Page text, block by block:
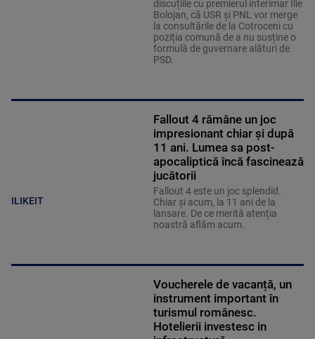
discuțiile cu premierul interimar Ilie
Bolojan, că USR și PNL vor merge
la consultările de la Cotroceni cu
poziția comună de a nu susține o
formulă de guvernare alături de
PSD.
ILIKEIT
Fallout 4 rămâne un joc
impresionant chiar și după
11 ani. Lumea sa post-
apocaliptică încă fascinează
jucătorii
Fallout 4 este un joc splendid.
Chiar și acum, la 11 ani de la
lansare. De ce merită atenția
noastră aflăm acum.
Voucherele de vacanță, un
instrument important în
turismul românesc.
Hotelierii investesc in